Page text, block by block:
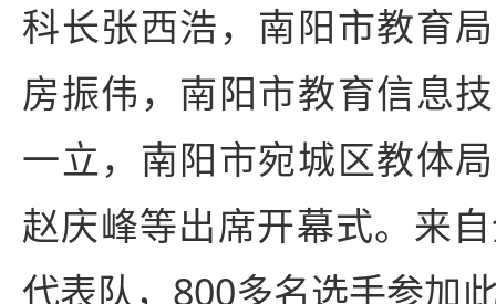
科长张西浩，南阳市教育
房振伟，南阳市教育信息
一立，南阳市宛城区教体
赵庆峰等出席开幕式。来
代表队，800多名选手参加